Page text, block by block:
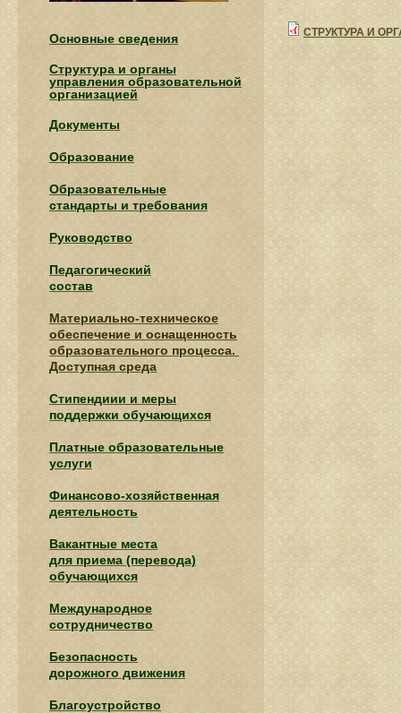
СТРУКТУРА И
Основные сведения
Структура и органы
управления образовательной
организацией
Документы
Образование
Образовательные
стандарты и требования
Руководство
Педагогический
состав
Материально-техническое
обеспечение и оснащенность
образовательного процесса.
Доступная среда
Стипендиии и меры
поддержки обучающихся
Платные образовательные
услуги
Финансово-хозяйственная
деятельность
Вакантные места
для приема (перевода)
обучающихся
Международное
сотрудничество
Безопасность
дорожного движения
Благоустройство